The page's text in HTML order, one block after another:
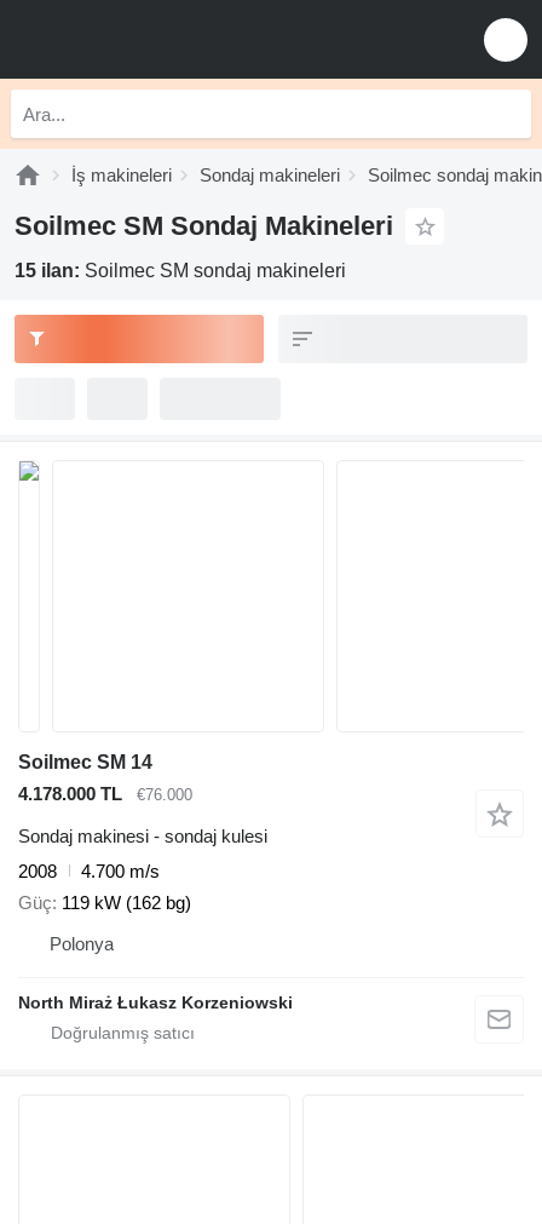
İş makineleri Sondaj makineleri Soilmec sondaj
Soilmec SM Sondaj Makineleri
15 ilan: Soilmec SM sondaj makineleri
Soilmec SM 14
4.178.000 TL
€76.000
Sondaj makinesi - sondaj kulesi
2008
4.700 m/s
Güç 119 kW (162 bg)
Polonya
North Miraż Łukasz Korzeniowski